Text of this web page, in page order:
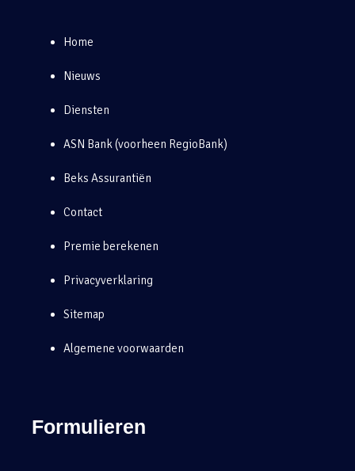
Home
Nieuws
Diensten
ASN Bank (voorheen RegioBank)
Beks Assurantiën
Contact
Premie berekenen
Privacyverklaring
Sitemap
Algemene voorwaarden
Formulieren